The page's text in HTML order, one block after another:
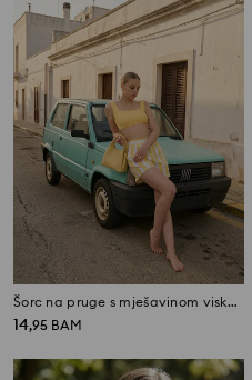
Šorc na pruge s mješavinom viskoze i lana
14,95 BAM